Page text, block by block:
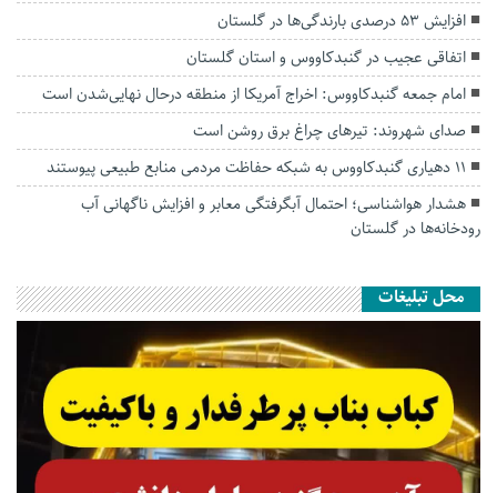
افزایش ۵۳ درصدی بارندگی‌ها در گلستان
اتفاقی عجیب در‌ گنبدکاووس و استان گلستان
امام جمعه گنبدکاووس: اخراج آمریکا از منطقه درحال نهایی‌شدن است
صدای شهروند: تیرهای چراغ برق روشن است
۱۱ دهیاری گنبدکاووس به شبکه حفاظت مردمی منابع طبیعی پیوستند
هشدار هواشناسی؛ احتمال آبگرفتگی معابر و افزایش ناگهانی آب
رودخانه‌ها در گلستان
محل تبلیغات